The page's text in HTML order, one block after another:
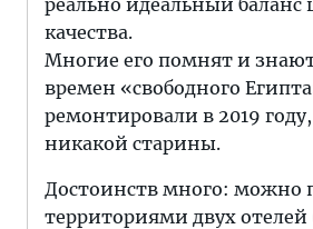
реально идеальный баланс
качества.
Многие его помнят и
времен «свободного
ремонтировали в 2019
никакой старины.
Достоинств много: можно
территориями двух